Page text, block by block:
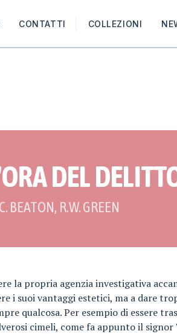
CONTATTI COLLEZIONI
DEL
BEATON, R.W. GREEN
la propria agenzia investigativa
i suoi vantaggi estetici, ma a dare
qualcosa. Per esempio di essere
cimeli, come fa appunto il